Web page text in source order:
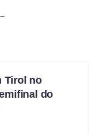
Tirol no
do